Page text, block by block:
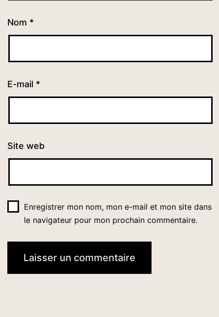
Nom *
E-mail *
Site web
Enregistrer mon nom, mon e-mail et mon site dans
le navigateur pour mon prochain commentaire.